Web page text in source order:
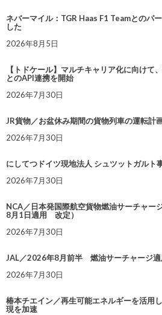
ネバーマイル：TGR Haas F1 Teamとのパ
した
2026年8月5日
【トドケール】マルチキャリア化に向けて
とのAPI連携を開始
2026年7月30日
JR貨物／お盆休み期間の貨物列車の運転計
2026年7月30日
にしてつドイツ現地法人 シュツットガルト
2026年7月30日
NCA／日本発国際航空貨物燃油サーチャー
8月1日適用 改定）
2026年7月30日
JAL／2026年8月前半 燃油サーチャージ適
2026年7月30日
椿本チエイン／再生可能エネルギーを活用
現を加速